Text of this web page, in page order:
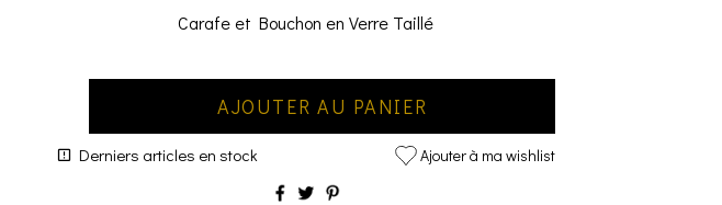
Carafe et Bouchon en Verre Taillé
AJOUTER AU PANIER
Derniers articles en stock Ajouter à ma wishlist